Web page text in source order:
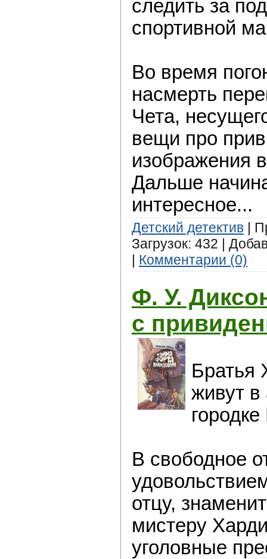
следить за
спортивной
Во время
насмерть
Чета,
вещи про
изображения
Дальше
интересное...
Детский детектив |
Загрузок: 432 |
| Комментарии (0)
Ф. У.
с
Братья
живут в
В свободное
отцу,
мистеру
уголовные